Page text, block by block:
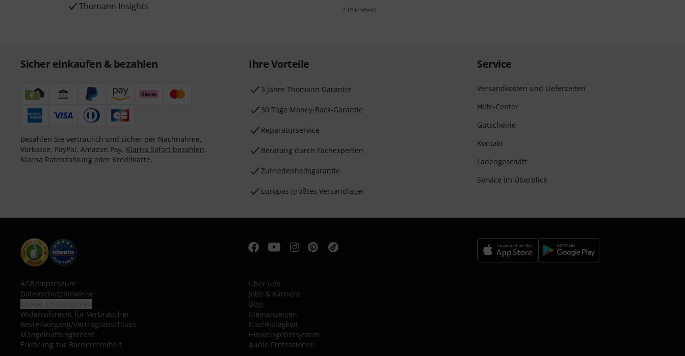
Thomann Insights
* Pflichtfeld
Sicher einkaufen & bezahlen
Bezahlen Sie vertraulich und sicher per Nachnahme,
Vorkasse, PayPal, Amazon Pay, Klarna Sofort bezahlen,
Klarna Ratenzahlung oder Kreditkarte.
Ihre Vorteile
3 Jahre Thomann Garantie
30 Tage Money-Back-Garantie
Reparaturservice
Beratung durch Fachexperten
Zufriedenheitsgarantie
Europas größtes Versandlager
Service
Versandkosten und Lieferzeiten
Hilfe-Center
Gutscheine
Kontakt
Ladengeschäft
Service im Überblick
AGB/Impressum
Datenschutzhinweise
Widerrufsrecht für Verbraucher
Bestellvorgang/Vertragsabschluss
Mängelhaftungsrecht
Erklärung zur Barrierefreiheit
Über uns
Jobs & Karriere
Blog
Kleinanzeigen
Nachhaltigkeit
Hinweisgebersystem
Audio Professionell